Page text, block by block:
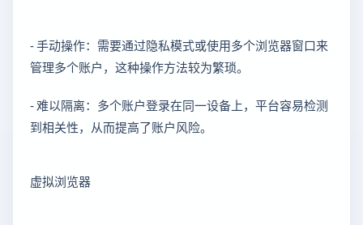
- 手动操作：需要通过隐私模式或使用多个浏览器窗口来
管理多个账户，这种操作方法较为繁琐。
- 难以隔离：多个账户登录在同一设备上，平台容易检测
到相关性，从而提高了账户风险。
虚拟浏览器